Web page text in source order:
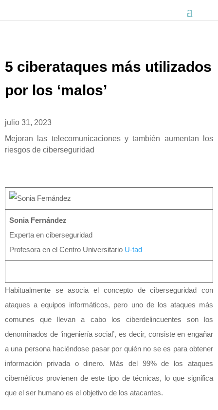
5 ciberataques más utilizados
por los ‘malos’
julio 31, 2023
Mejoran las telecomunicaciones y también aumentan los
riesgos de ciberseguridad
Sonia Fernández
Experta en ciberseguridad
Profesora en el Centro Universitario U-tad
Habitualmente se asocia el concepto de ciberseguridad con
ataques a equipos informáticos, pero uno de los ataques más
comunes que llevan a cabo los ciberdelincuentes son los
denominados de ‘ingeniería social’, es decir, consiste en engañar
a una persona haciéndose pasar por quién no se es para obtener
información privada o dinero. Más del 99% de los ataques
cibernéticos provienen de este tipo de técnicas, lo que significa
que el ser humano es el objetivo de los atacantes.